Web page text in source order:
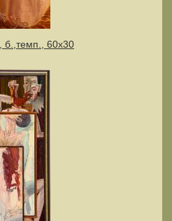
б.,темп., 60х30